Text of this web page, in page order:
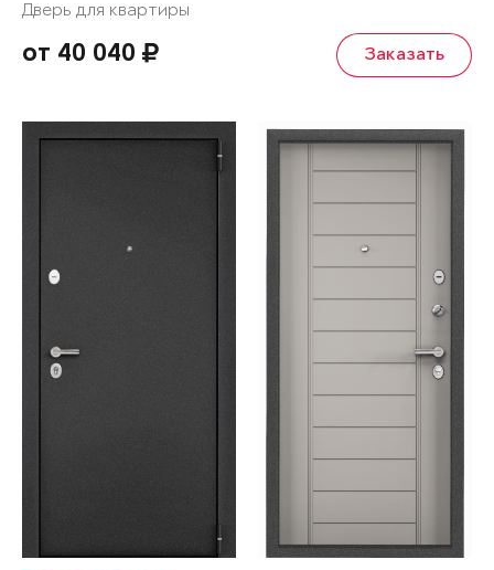
Дверь для квартиры
от 40 040 Заказать